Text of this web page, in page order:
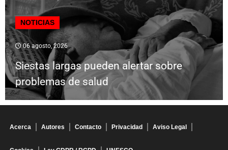
NOTICIAS
06 agosto, 2026
Siestas largas pueden alertar sobre
problemas de salud
Acerca Autores Contacto Privacidad Aviso Legal